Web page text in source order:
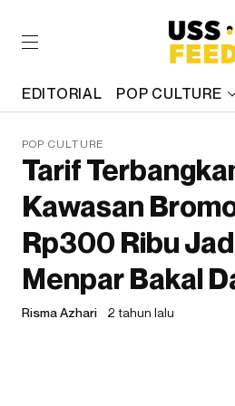
EDITORIAL POP CULTURE
POP CULTURE
Tarif
Kawasan
Rp300 Ribu
Menpar Bakal
Risma Azhari 2 tahun lalu